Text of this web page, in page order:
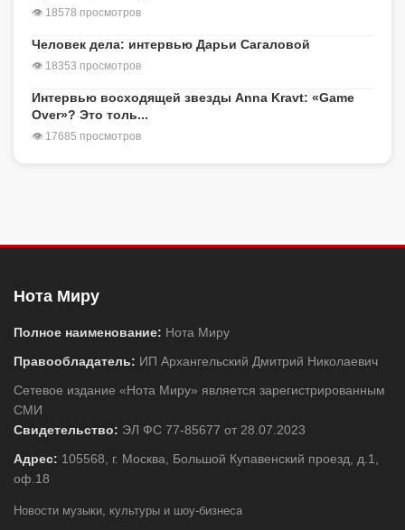
👁 18578 просмотров
Человек дела: интервью Дарьи Сагаловой
👁 18353 просмотров
Интервью восходящей звезды Anna Kravt: «Game
Over»? Это толь...
👁 17685 просмотров
Нота Миру
Полное наименование: Нота Миру
Правообладатель: ИП Архангельский Дмитрий Николаевич
Сетевое издание «Нота Миру» является зарегистрированным
СМИ
Свидетельство: ЭЛ ФС 77-85677 от 28.07.2023
Адрес: 105568, г. Москва, Большой Купавенский проезд, д.1,
оф.18
Новости музыки, культуры и шоу-бизнеса